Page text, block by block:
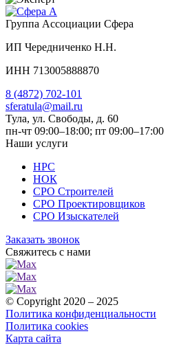
Группа Ассоциации Сфера
ИП Чередниченко Н.Н.
ИНН 713005888870
8 (4872) 702-101
sferatula@mail.ru
Тула, ул. Свободы, д. 60
пн-чт 09:00–18:00; пт 09:00–17:00
Наши услуги
НРС
НОК
СРО Строителей
СРО Проектировщиков
СРО Изыскателей
Заказать звонок
Свяжитесь с нами
© Copyright 2020 – 2025
Политика конфиденциальности
Политика cookies
Карта сайта